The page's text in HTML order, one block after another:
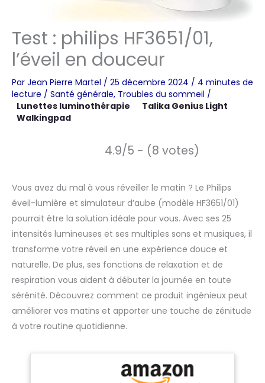
Test : philips HF3651/01,
l’éveil en douceur
Par Jean Pierre Martel / 25 décembre 2024 / 4 minutes de
lecture / Santé générale, Troubles du sommeil /
Lunettes luminothérapie
Talika Genius Light
Walkingpad
4.9/5 - (8 votes)
Vous avez du mal à vous réveiller le matin ? Le Philips
éveil-lumière et simulateur d’aube (modèle HF3651/01)
pourrait être la solution idéale pour vous. Avec ses 25
intensités lumineuses et ses multiples sons et musiques, il
transforme votre réveil en une expérience douce et
naturelle. De plus, ses fonctions de relaxation et de
respiration vous aident à débuter la journée en toute
sérénité. Découvrez comment ce produit ingénieux peut
améliorer vos matins et apporter une touche de zénitude
à votre routine quotidienne.